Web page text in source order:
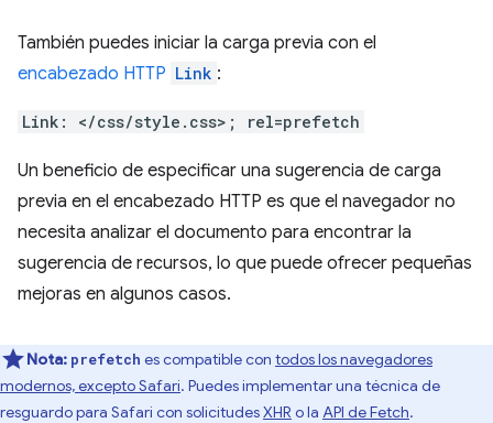
También puedes iniciar la carga previa con el
encabezado HTTP Link :
Link: </css/style.css>; rel=prefetch
Un beneficio de especificar una sugerencia de carga
previa en el encabezado HTTP es que el navegador no
necesita analizar el documento para encontrar la
sugerencia de recursos, lo que puede ofrecer pequeñas
mejoras en algunos casos.
Nota: prefetch es compatible con todos los navegadores
modernos, excepto Safari. Puedes implementar una técnica de
resguardo para Safari con solicitudesXHR o la API de Fetch.